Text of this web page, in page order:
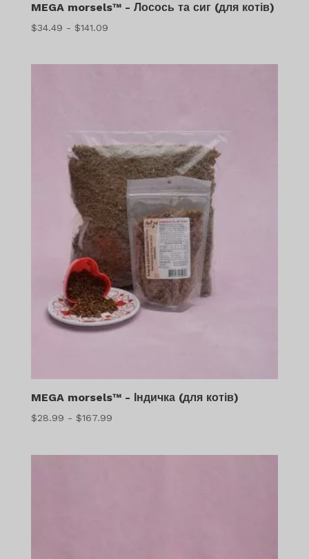
MEGA morsels™ - Лосось та сиг (для котів)
$34.49 - $141.09Діапазон
MEGA morsels™ - Індичка (для котів)
$28.99 - $167.99Діапазон